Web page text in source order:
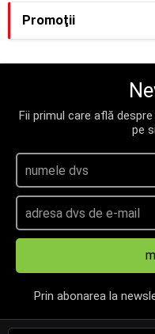
Promoţii
Fii primul care află
pe
Prin abonarea la